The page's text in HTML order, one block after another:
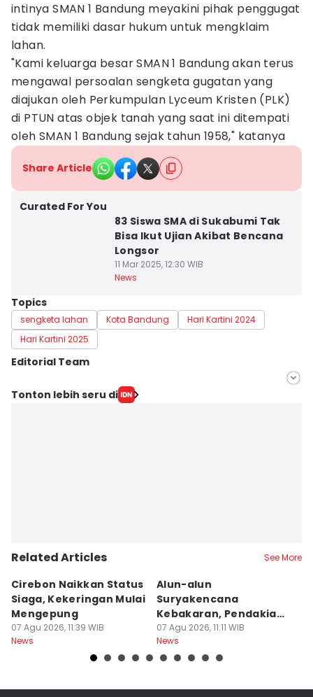
intinya SMAN 1 Bandung meyakini pihak penggugat
tidak memiliki dasar hukum untuk mengklaim
lahan.
"Kami keluarga besar SMAN 1 Bandung akan terus
mengawal persoalan sengketa gugatan yang
diajukan oleh Perkumpulan Lyceum Kristen (PLK)
di PTUN atas objek tanah yang saat ini ditempati
oleh SMAN 1 Bandung sejak tahun 1958," katanya
Share Article
Curated For You
83 Siswa SMA di Sukabumi Tak
Bisa Ikut Ujian Akibat Bencana
Longsor
11 Mar 2025, 12:30 WIB
News
Topics
sengketa lahan Kota Bandung
Hari Kartini 2024
Hari Kartini 2025
Editorial Team
Editor
Tonton lebih seru di
Related Articles See More
Cirebon Naikkan Status
Siaga, Kekeringan Mulai
Mengepung
07 Agu 2026, 11:39 WIB
News
Alun-alun
Suryakencana
Kebakaran, Pendakian
Gunung Gede Ditutup!
07 Agu 2026, 11:11 WIB
News